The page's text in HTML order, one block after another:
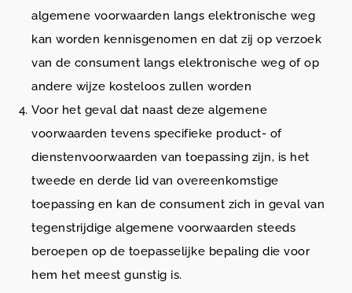
algemene voorwaarden langs elektronische weg
kan worden kennisgenomen en dat zij op verzoek
van de consument langs elektronische weg of op
andere wijze kosteloos zullen worden
Voor het geval dat naast deze algemene
voorwaarden tevens specifieke product- of
dienstenvoorwaarden van toepassing zijn, is het
tweede en derde lid van overeenkomstige
toepassing en kan de consument zich in geval van
tegenstrijdige algemene voorwaarden steeds
beroepen op de toepasselijke bepaling die voor
hem het meest gunstig is.